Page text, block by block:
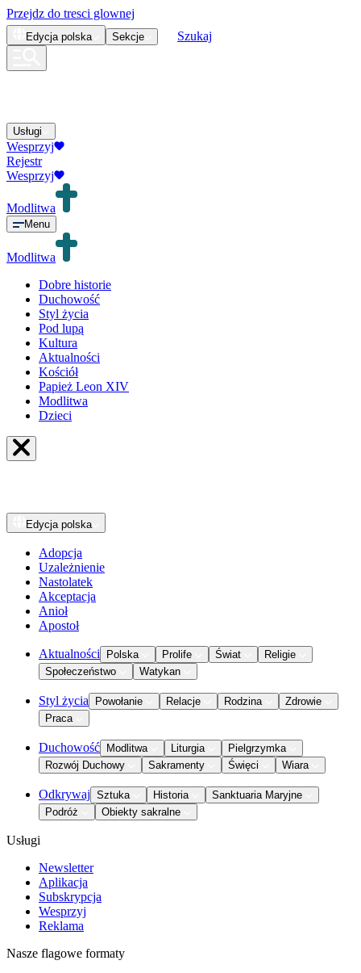
Przejdz do tresci glownej
Edycja polska Sekcje Szukaj
Usługi
Wesprzyj
Rejestr
Wesprzyj
Modlitwa
Menu
Modlitwa
Dobre historie
Duchowość
Styl życia
Pod lupą
Kultura
Aktualności
Kościół
Papież Leon XIV
Modlitwa
Dzieci
Edycja polska
Adopcja
Uzależnienie
Nastolatek
Akceptacja
Anioł
Apostoł
Aktualności Polska Prolife Świat
Religie
Społeczeństwo
Watykan
Styl życia Powołanie Relacje Rodzina
Zdrowie
Praca
Duchowość Modlitwa Liturgia
Pielgrzymka
Rozwój Duchowy
Sakramenty Święci Wiara
Odkrywaj Sztuka Historia
Sanktuaria Maryjne
Podróż
Obiekty sakralne
Usługi
Newsletter
Aplikacja
Subskrypcja
Wesprzyj
Reklama
Nasze flagowe formaty